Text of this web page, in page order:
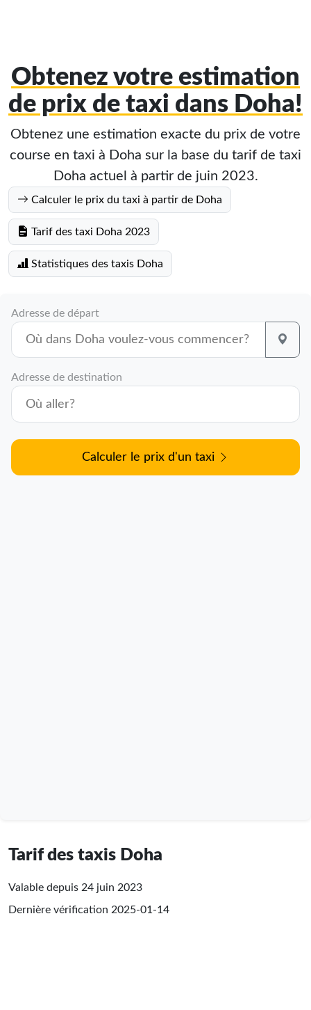
Obtenez votre estimation
de prix de taxi dans Doha!
Obtenez une estimation exacte du prix de votre
course en taxi à Doha sur la base du tarif de taxi
Doha actuel à partir de juin 2023.
Calculer le prix du taxi à partir de Doha
Tarif des taxi Doha 2023
Statistiques des taxis Doha
Adresse de départ
Adresse de destination
Calculer le prix d'un taxi
Tarif des taxis Doha
Valable depuis 24 juin 2023
Dernière vérification 2025-01-14